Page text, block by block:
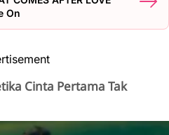
On
Cinta Pertama Tak